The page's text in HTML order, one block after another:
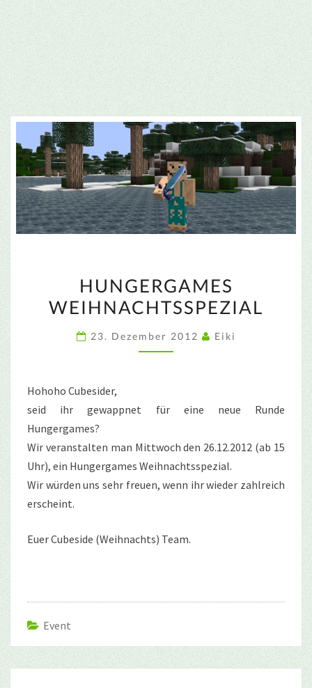
WEIHNACHTSSPEZIAL
HUNGERGAMES
WEIHNACHTSSPEZIAL
23. Dezember 2012 Eiki
Hohoho Cubesider,
seid ihr gewappnet für eine neue Runde
Hungergames?
Wir veranstalten man Mittwoch den 26.12.2012 (ab 15
Uhr), ein Hungergames Weihnachtsspezial.
Wir würden uns sehr freuen, wenn ihr wieder zahlreich
erscheint.
Euer Cubeside (Weihnachts) Team.
Event